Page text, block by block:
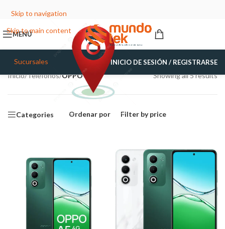
Skip to navigation
Skip to main content
MENÚ
Sucursales INICIO DE SESIÓN / REGISTRARSE
Inicio/Teléfonos/OPPO Showing all 5 results
Categories Ordenar por Filter by price